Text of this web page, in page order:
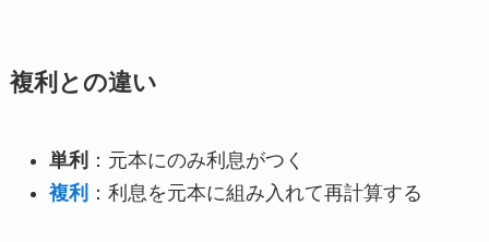
複利との違い
単利 ：元本にのみ利息がつく
複利 ：利息を元本に組み入れて再計算する